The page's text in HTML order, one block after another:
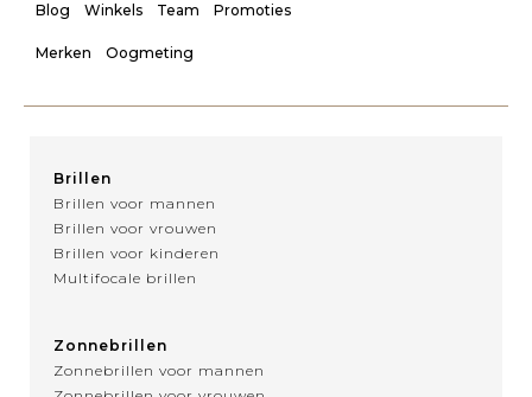
Blog Winkels Team Promoties
Merken Oogmeting
Brillen
Brillen voor mannen
Brillen voor vrouwen
Brillen voor kinderen
Multifocale brillen
Zonnebrillen
Zonnebrillen voor mannen